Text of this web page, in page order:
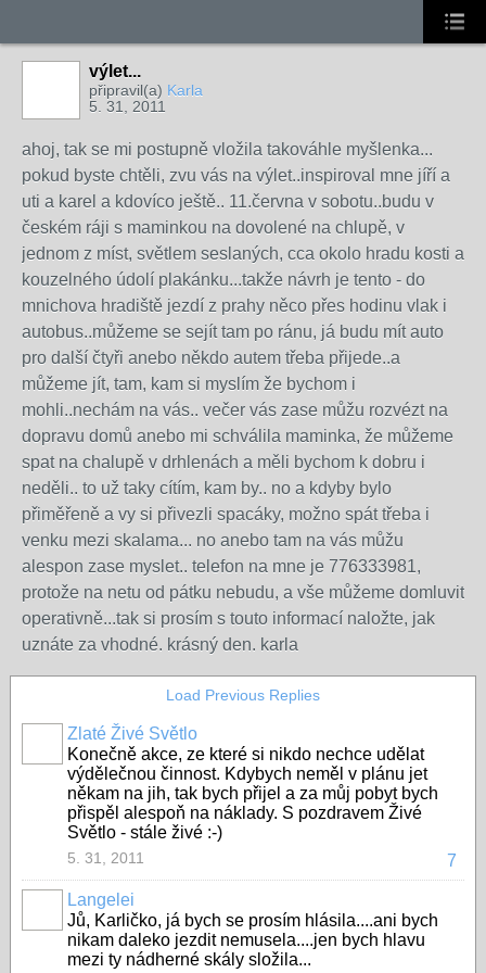
výlet...
připravil(a) Karla
5. 31, 2011
ahoj, tak se mi postupně vložila takováhle myšlenka...
pokud byste chtěli, zvu vás na výlet..inspiroval mne jíří a
uti a karel a kdovíco ještě.. 11.června v sobotu..budu v
českém ráji s maminkou na dovolené na chlupě, v
jednom z míst, světlem seslaných, cca okolo hradu kosti a
kouzelného údolí plakánku...takže návrh je tento - do
mnichova hradiště jezdí z prahy něco přes hodinu vlak i
autobus..můžeme se sejít tam po ránu, já budu mít auto
pro další čtyři anebo někdo autem třeba přijede..a
můžeme jít, tam, kam si myslím že bychom i
mohli..nechám na vás.. večer vás zase můžu rozvézt na
dopravu domů anebo mi schválila maminka, že můžeme
spat na chalupě v drhlenách a měli bychom k dobru i
neděli.. to už taky cítím, kam by.. no a kdyby bylo
přiměřeně a vy si přivezli spacáky, možno spát třeba i
venku mezi skalama... no anebo tam na vás můžu
alespon zase myslet.. telefon na mne je 776333981,
protože na netu od pátku nebudu, a vše můžeme domluvit
operativně...tak si prosím s touto informací naložte, jak
uznáte za vhodné. krásný den. karla
Load Previous Replies
Zlaté Živé Světlo
Konečně akce, ze které si nikdo nechce udělat
výdělečnou činnost. Kdybych neměl v plánu jet
někam na jih, tak bych přijel a za můj pobyt bych
přispěl alespoň na náklady. S pozdravem Živé
Světlo - stále živé :-)
7
5. 31, 2011
Langelei
Jů, Karličko, já bych se prosím hlásila....ani bych
nikam daleko jezdit nemusela....jen bych hlavu
mezi ty nádherné skály složila...